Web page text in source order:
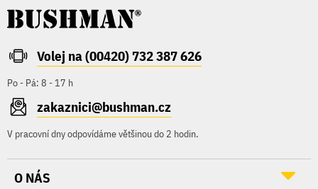
Volej na (00420) 732 387 626
Po - Pá: 8 - 17 h
zakaznici@bushman.cz
V pracovní dny odpovídáme většinou do 2 hodin.
O NÁS